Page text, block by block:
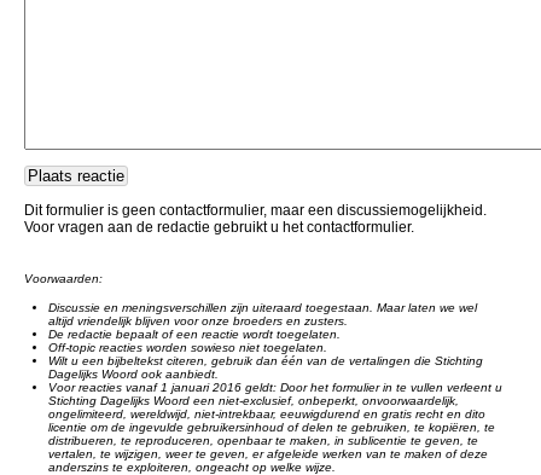
Dit formulier is geen contactformulier, maar een discussiemogelijkheid.
Voor vragen aan de redactie gebruikt u het contactformulier.
Voorwaarden:
Discussie en meningsverschillen zijn uiteraard toegestaan. Maar laten we wel
altijd vriendelijk blijven voor onze broeders en zusters.
De redactie bepaalt of een reactie wordt toegelaten.
Off-topic reacties worden sowieso niet toegelaten.
Wilt u een bijbeltekst citeren, gebruik dan één van de vertalingen die Stichting
Dagelijks Woord ook aanbiedt.
Voor reacties vanaf 1 januari 2016 geldt: Door het formulier in te vullen verleent u
Stichting Dagelijks Woord een niet-exclusief, onbeperkt, onvoorwaardelijk,
ongelimiteerd, wereldwijd, niet-intrekbaar, eeuwigdurend en gratis recht en dito
licentie om de ingevulde gebruikersinhoud of delen te gebruiken, te kopiëren, te
distribueren, te reproduceren, openbaar te maken, in sublicentie te geven, te
vertalen, te wijzigen, weer te geven, er afgeleide werken van te maken of deze
anderszins te exploiteren, ongeacht op welke wijze.